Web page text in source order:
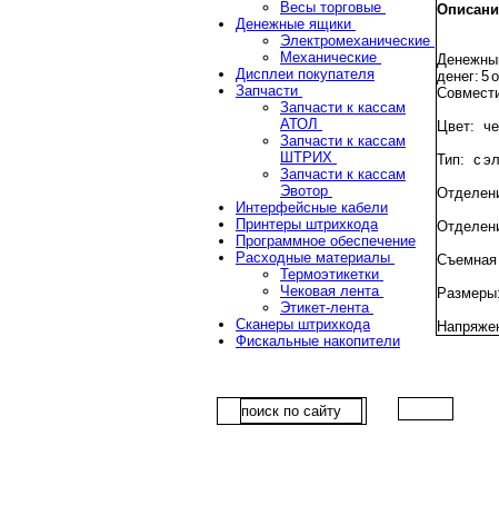
Весы торговые
Денежные ящики
Электромеханические
Механические
Дисплеи покупателя
Запчасти
Запчасти к кассам
АТОЛ
Запчасти к кассам
ШТРИХ
Запчасти к кассам
Эвотор
Интерфейсные кабели
Принтеры штрихкода
Программное обеспечение
Расходные материалы
Термоэтикетки
Чековая лента
Этикет-лента
Сканеры штрихкода
Фискальные накопители
денег: 5
Цвет:
Тип: с
Съемная